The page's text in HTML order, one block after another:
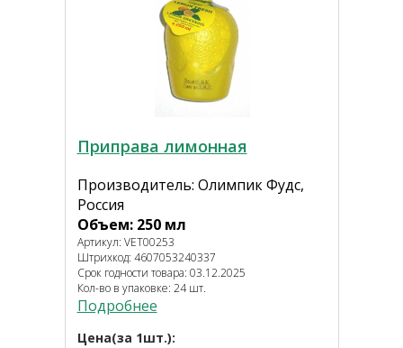
Приправа лимонная
Производитель: Олимпик Фудс,
Россия
Объем: 250 мл
Артикул: VET00253
Штрихкод: 4607053240337
Срок годности товара: 03.12.2025
Кол-во в упаковке: 24 шт.
Подробнее
Цена(за 1шт.):